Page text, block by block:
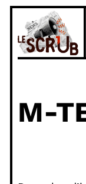
Aller
contenu
M-